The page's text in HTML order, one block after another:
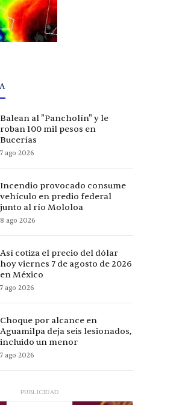
Balean al "Pancholín" y le
roban 100 mil pesos en
Bucerías
7 ago 2026
Incendio provocado consume
vehículo en predio federal
junto al río Mololoa
8 ago 2026
Así cotiza el precio del dólar
hoy viernes 7 de agosto de 2026
en México
7 ago 2026
Choque por alcance en
Aguamilpa deja seis lesionados,
incluido un menor
7 ago 2026
PUBLICIDAD